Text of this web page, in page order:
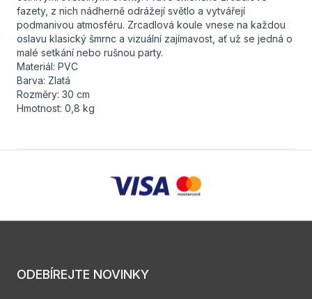
fazety, z nich nádherně odrážejí světlo a vytvářejí
podmanivou atmosféru. Zrcadlová koule vnese na každou
oslavu klasický šmrnc a vizuální zajímavost, ať už se jedná o
malé setkání nebo rušnou party.
Materiál: PVC
Barva: Zlatá
Rozměry: 30 cm
Hmotnost: 0,8 kg
ODEBÍREJTE NOVINKY